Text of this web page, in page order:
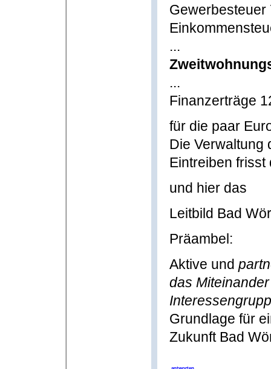
Gewerbesteuer
...
...
Finanzerträge
für die paar
Die Verwaltung
Eintreiben frisst
und hier das
Leitbild Bad
Präambel:
Aktive und
das
Grundlage für
Zukunft Bad